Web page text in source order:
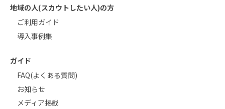
地域の人(スカウトしたい人)の方
ご利用ガイド
導入事例集
ガイド
FAQ(よくある質問)
お知らせ
メディア掲載